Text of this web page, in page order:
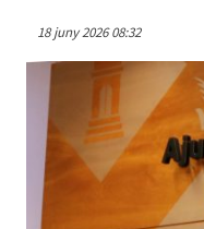
18 juny 2026 08:32